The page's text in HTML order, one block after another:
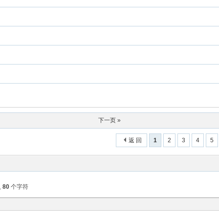
下一页 »
1 2 3 4 5
返 回
80 个字符